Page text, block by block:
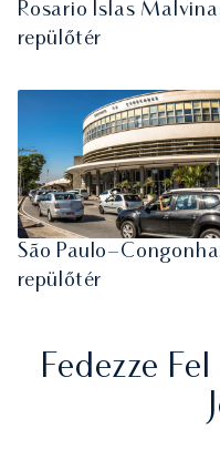
Rosario Islas
repülőtér
São
repülőtér
Fedezze